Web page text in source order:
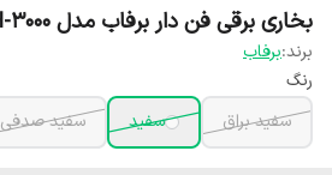
بخاری برقی فن دار برفاب مدل QH-3000
برند:برفاب
رنگ
سفید براق
سفید سفید صدفی